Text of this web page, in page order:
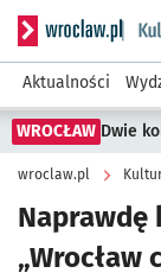
Serwis
Aktualności
WROCŁAW Dwie
wroclaw.pl
Naprawdę
„Wrocław